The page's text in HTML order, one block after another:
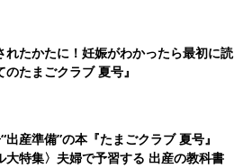
れたかたに！妊娠がわかったら最初に読
たまごクラブ 夏号』
出産準備”の本『たまごクラブ 夏号』
大特集〉夫婦で予習する 出産の教科書